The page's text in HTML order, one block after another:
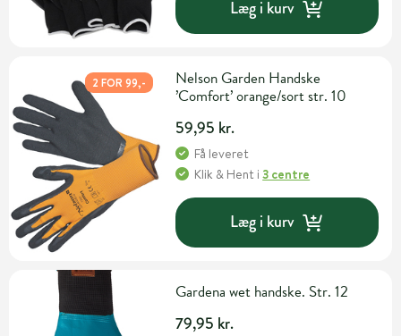
Læg i kurv
2 FOR 99,-
Nelson Garden Handske
’Comfort’ orange/sort str. 10
59,95 kr.
Få leveret
Klik & Hent i3 centre
Læg i kurv
Gardena wet handske. Str. 12
79,95 kr.